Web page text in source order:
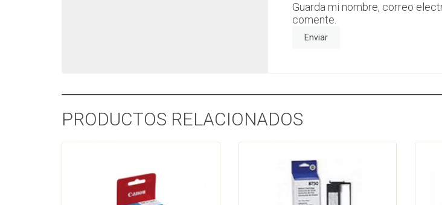
Guarda mi nombre, correo
comente.
PRODUCTOS RELACIONADOS